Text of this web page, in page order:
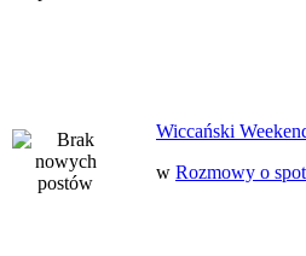
Wiccański
w Rozmowy o